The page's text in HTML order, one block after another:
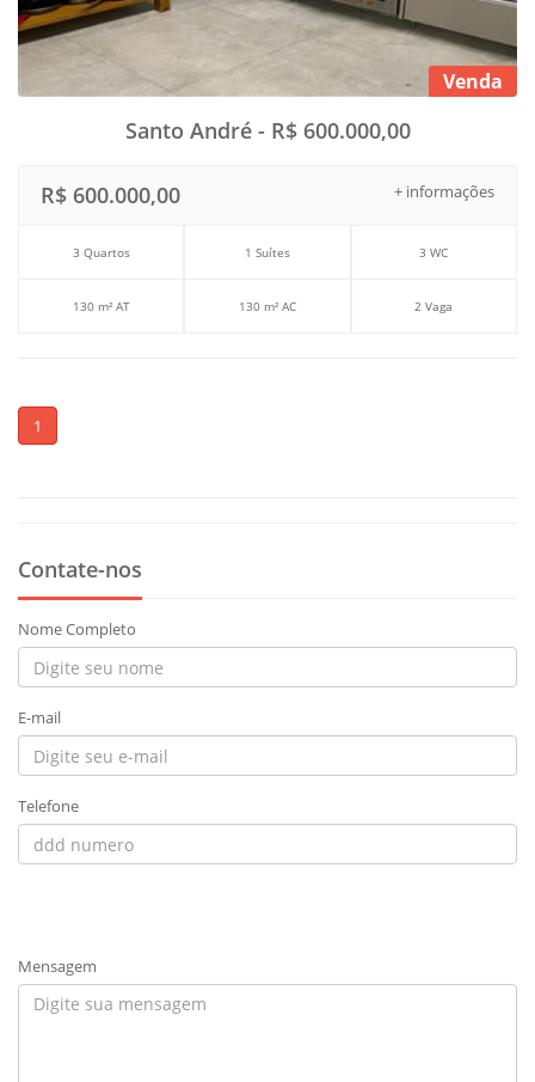
Venda
Santo André - R$ 600.000,00
+ informações
R$ 600.000,00
3 Quartos 1 Suítes 3 WC
130 m² AT 130 m² AC 2 Vaga
1
Contate-nos
Nome Completo
E-mail
Telefone
Mensagem